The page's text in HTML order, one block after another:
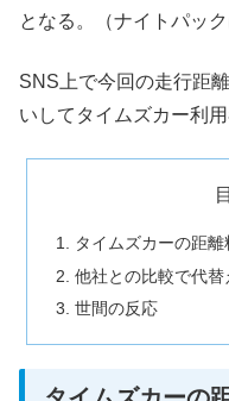
となる。（ナイトパック
SNS上で今回の走行距
いしてタイムズカー利
タイムズカーの距
他社との比較で代替
世間の反応